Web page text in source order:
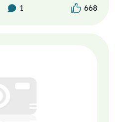
668
1